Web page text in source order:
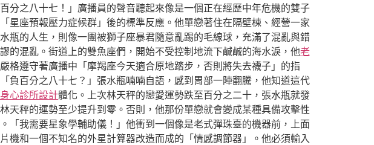
分之八十七！」廣播員的聲音聽起來像是一個正在經歷中年危機的雙子
星座預報壓力症候群」後的標準反應。他單戀著住在隔壁棟、經營一家
瓶的人生，則像一團被獅子座暴君隨意亂踢的毛線球，充滿了混亂與錯
的混亂。街道上的雙魚座們，開始不受控制地流下鹹鹹的海水淚，他老
格遵守著廣播中「摩羯座今天適合原地踏步，否則將失去襪子」的指
負百分之八十七？」張水瓶喃喃自語，感到胃部一陣翻騰，他知道這代
身心診所設計體化。上次林天秤的戀愛運勢跌至百分之二十，張水瓶就發
天秤的運勢至少提升到零。否則，他那份單戀就會變成某種具備攻擊性
「我需要星象學輔助儀！」他衝到一個像是老式彈珠臺的機器前，上面
機和一個不知名的外星計算器改造而成的「情感調節器」。他必須輸入